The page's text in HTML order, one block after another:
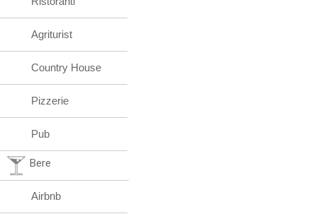
Agriturist
Country House
Pizzerie
Pub
Bere
Airbnb